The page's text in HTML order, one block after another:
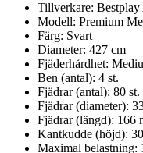
Tillverkare: Bestplay
Modell: Premium
Färg: Svart
Diameter: 427 cm
Fjäderhårdhet:
Ben (antal): 4 st.
Fjädrar (antal): 80 st.
Fjädrar (diameter):
Fjädrar (längd): 166
Kantkudde (höjd):
Maximal belastning: